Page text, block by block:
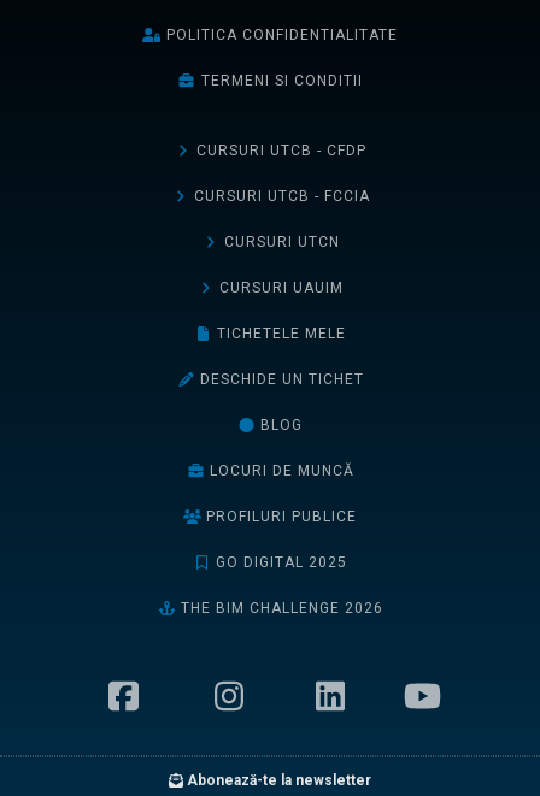
POLITICA CONFIDENTIALITATE
TERMENI SI CONDITII
CURSURI UTCB - CFDP
CURSURI UTCB - FCCIA
CURSURI UTCN
CURSURI UAUIM
TICHETELE MELE
DESCHIDE UN TICHET
BLOG
LOCURI DE MUNCĂ
PROFILURI PUBLICE
GO DIGITAL 2025
THE BIM CHALLENGE 2026
Abonează-te la newsletter